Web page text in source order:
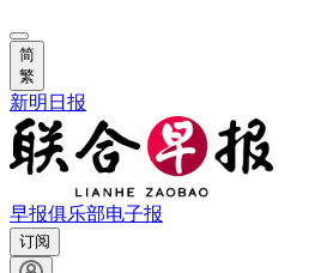
简
繁
新明日报
早报俱乐部电子报
订阅